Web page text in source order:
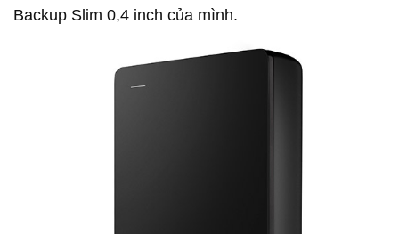
Backup Slim 0,4 inch của mình.